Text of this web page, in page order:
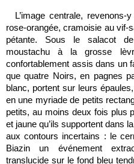
L’image centrale,
rose-orangée, cramoisie au vif-
pétante. Sous le salacot
moustachu à la grosse
confortablement assis dans un
que quatre Noirs, en pagnes
blanc, portent sur leurs
en une myriade de petits
petits, au moins deux fois plus
et jaune qu’ils supportent dans
aux contours incertains : le
Biazin un événement
translucide sur le fond bleu